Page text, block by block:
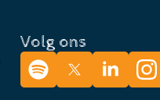
Volg ons